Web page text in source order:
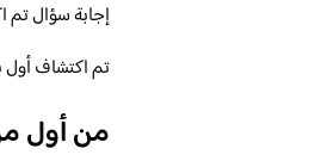
إجابة سؤال تم
تم اكتشاف أول
من أول